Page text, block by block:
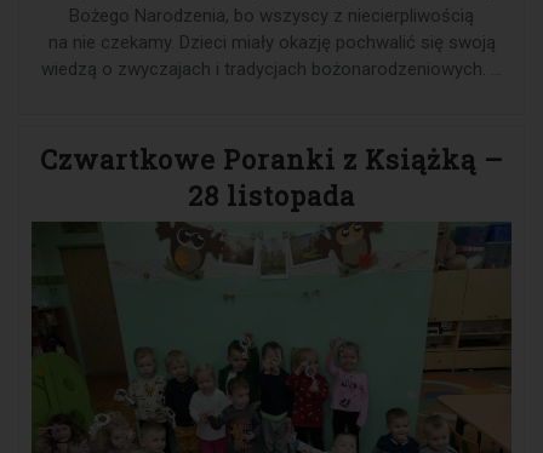
Bożego Narodzenia, bo wszyscy z niecierpliwością
na nie czekamy. Dzieci miały okazję pochwalić się swoją
wiedzą o zwyczajach i tradycjach bożonarodzeniowych. …
Czwartkowe Poranki z Książką –
28 listopada